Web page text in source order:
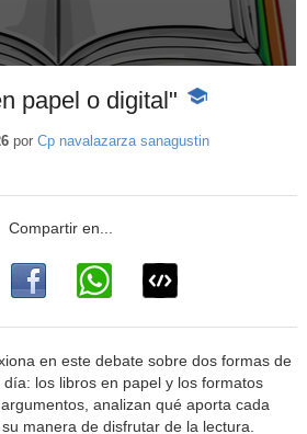
papel o digital"
-
educativo
por Cp navalazarza sanagustin
en este debate sobre dos formas de
los libros en papel y los formatos
analizan qué aporta cada
manera de disfrutar de la lectura.